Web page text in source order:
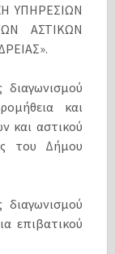
ΥΠΗΡΕΣΙΩΝ
ΑΣΤΙΚΩΝ
και
και αστικού
του Δήμου
επιβατικού